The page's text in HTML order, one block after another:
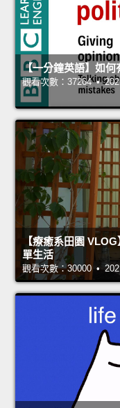
【一分鐘英語】如
觀看次數：37264 •
【療癒系田園
單生活
觀看次數：30000 •